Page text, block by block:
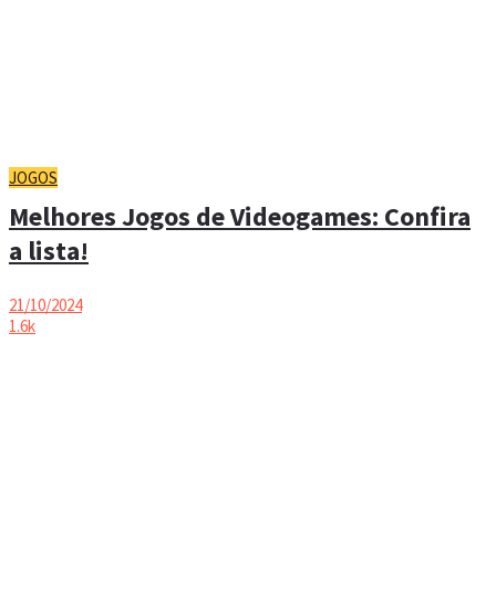
JOGOS
Melhores Jogos de Videogames: Confira
a lista!
21/10/2024
1.6k